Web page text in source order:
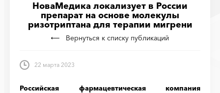
НоваМедика локализует в России
препарат на основе молекулы
ризотриптана для терапии мигрени
Вернуться к списку публикаций
22 марта 2023
Российская фармацевтическая компания